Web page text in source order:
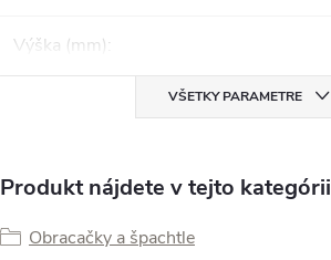
Výška (mm):
VŠETKY PARAMETRE
Produkt nájdete v tejto kategórii
Obracačky a špachtle